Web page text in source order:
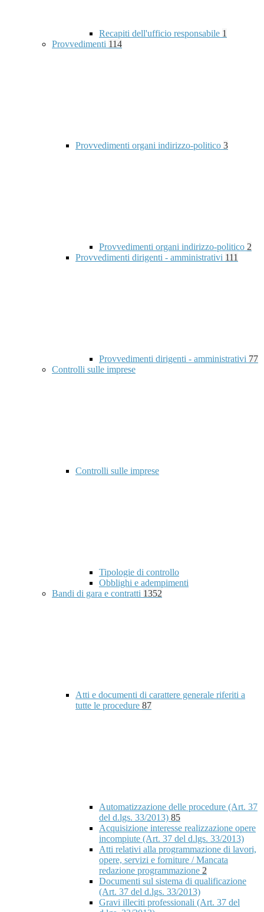
Recapiti dell'ufficio responsabile 1
Provvedimenti 114
Provvedimenti organi indirizzo-politico 3
Provvedimenti organi indirizzo-politico 2
Provvedimenti dirigenti - amministrativi 111
Provvedimenti dirigenti - amministrativi 77
Controlli sulle imprese
Controlli sulle imprese
Tipologie di controllo
Obblighi e adempimenti
Bandi di gara e contratti 1352
Atti e documenti di carattere generale riferiti a
tutte le procedure 87
Automatizzazione delle procedure (Art. 37
del d.lgs. 33/2013) 85
Acquisizione interesse realizzazione opere
incompiute (Art. 37 del d.lgs. 33/2013)
Atti relativi alla programmazione di lavori,
opere, servizi e forniture / Mancata
redazione programmazione 2
Documenti sul sistema di qualificazione
(Art. 37 del d.lgs. 33/2013)
Gravi illeciti professionali (Art. 37 del